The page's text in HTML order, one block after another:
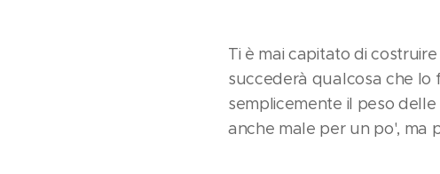
Ti è mai capitato di
succederà qualcosa che lo
semplicemente il peso
anche male per un po', ma